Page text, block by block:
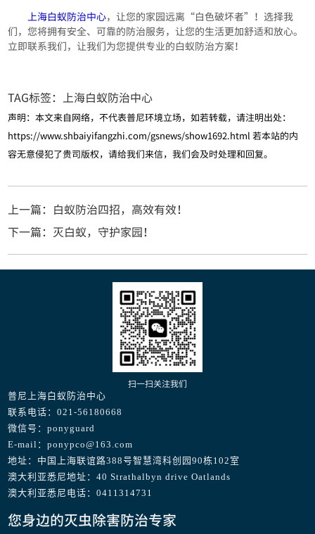
上海白蚁防治中心，让您的家园远离“白色破坏者”！选择我
们，您将拥有安全、可靠的防治服务，让您的生活更加舒适和放心。
立即联系我们，让我们为您提供专业的白蚁防治方案！
TAG标签： 上海白蚁防治中心
声明：本文来自网络，不代表普尼环境立场，如若转载，请注明出处：
https://www.shbaiyifangzhi.com/gsnews/show1692.html 若本站的内
容无意侵犯了贵司版权，请给我们来信，我们会及时处理和回复。
上一篇：白蚁防治四招，高效有效！
下一篇：灭白蚁，守护家园！
扫一扫关注我们
普尼上海白蚁防治中心
联系电话：021-56180668
微信号：ponyguard
E-mail：ponypco@163.com
地址：中国上海联谊路388号智慧湾科创园90栋102室
澳大利亚悉尼地址：40 Strathalbyn drive Oatlands
澳大利亚悉尼电话：0411314731
您身边的灭虫除害防治专家